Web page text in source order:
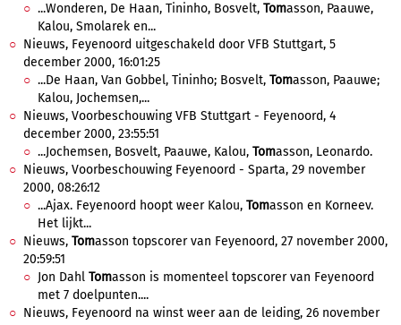
...Wonderen, De Haan, Tininho, Bosvelt, Tomasson, Paauwe,
Kalou, Smolarek en...
Nieuws, Feyenoord uitgeschakeld door VFB Stuttgart, 5
december 2000, 16:01:25
...De Haan, Van Gobbel, Tininho; Bosvelt, Tomasson, Paauwe;
Kalou, Jochemsen,...
Nieuws, Voorbeschouwing VFB Stuttgart - Feyenoord, 4
december 2000, 23:55:51
...Jochemsen, Bosvelt, Paauwe, Kalou, Tomasson, Leonardo.
Nieuws, Voorbeschouwing Feyenoord - Sparta, 29 november
2000, 08:26:12
...Ajax. Feyenoord hoopt weer Kalou, Tomasson en Korneev.
Het lijkt...
Nieuws, Tomasson topscorer van Feyenoord, 27 november 2000,
20:59:51
Jon Dahl Tomasson is momenteel topscorer van Feyenoord
met 7 doelpunten....
Nieuws, Feyenoord na winst weer aan de leiding, 26 november